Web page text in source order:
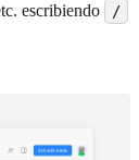
escribiendo /